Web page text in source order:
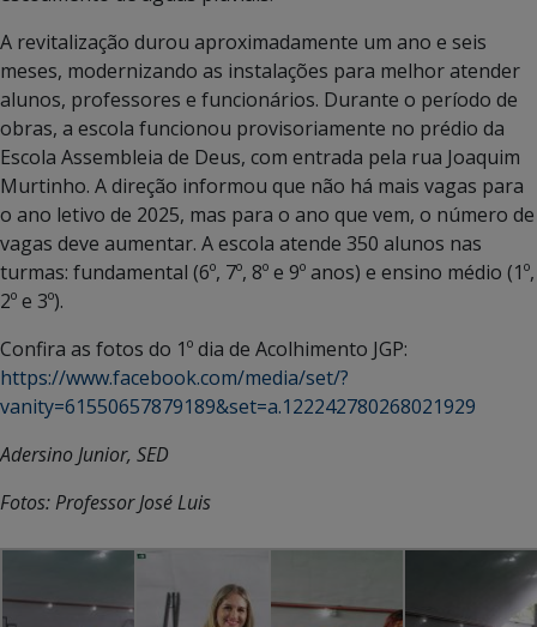
A revitalização durou aproximadamente um ano e seis
meses, modernizando as instalações para melhor atender
alunos, professores e funcionários. Durante o período de
obras, a escola funcionou provisoriamente no prédio da
Escola Assembleia de Deus, com entrada pela rua Joaquim
Murtinho. A direção informou que não há mais vagas para
o ano letivo de 2025, mas para o ano que vem, o número de
vagas deve aumentar. A escola atende 350 alunos nas
turmas: fundamental (6º, 7º, 8º e 9º anos) e ensino médio (1º,
2º e 3º).
Confira as fotos do 1º dia de Acolhimento JGP:
https://www.facebook.com/media/set/?
vanity=61550657879189&set=a.122242780268021929
Adersino Junior, SED
Fotos: Professor José Luis